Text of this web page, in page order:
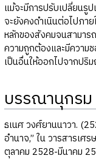
แม้จะมีการปรับเปลี่ยน
จะยังคงดำเนินต่อไปภา
หลักของสังคมจนสามาร
ความถูกต้องและมีความ
เป็นอื่นให้ออกไปจากป
บรรณานุกรม
ธเนศ วงศ์ยานนาวา.
อำนาจ,” ใน วารสารเศ
ตุลาคม 2528-มีนาคม